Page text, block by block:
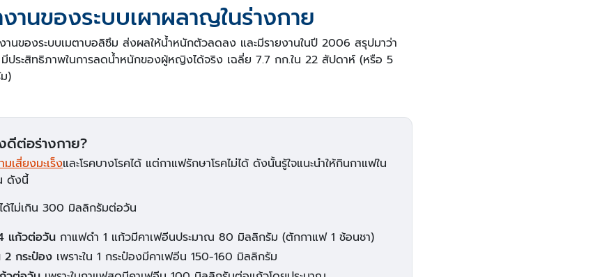
านของระบบเผาผลาญในร่างกาย
านของระบบเมตาบอลิซึม ส่งผลให้น้ำหนักตัวลดลง และมีรายงานในปี 2006 สรุปมาว่า
ประสิทธิภาพในการลดน้ำหนักของผู้หญิงได้จริง เฉลี่ย 7.7 กก.ใน 22 สัปดาห์ (หรือ 5
)
ต่อร่างกาย?
เสี่ยงมะเร็งและโรคบางโรคได้ แต่กาแฟรักษาโรคไม่ได้ ดังนั้นรู้ใจแนะนำให้กินกาแฟใน
ดังนี้
ด้ไม่เกิน 300 มิลลิกรัมต่อวัน
แก้วต่อวัน กาแฟดำ 1 แก้วมีคาเฟอีนประมาณ 80 มิลลิกรัม (ตักกาแฟ 1 ช้อนชา)
2 กระป๋อง เพราะใน 1 กระป๋องมีคาเฟอีน 150-160 มิลลิกรัม